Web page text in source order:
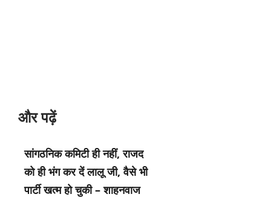
और पढ़ें
सांगठनिक कमिटी ही नहीं, राजद
को ही भंग कर दें लालू जी, वैसे भी
पार्टी खत्म हो चुकी – शाहनवाज